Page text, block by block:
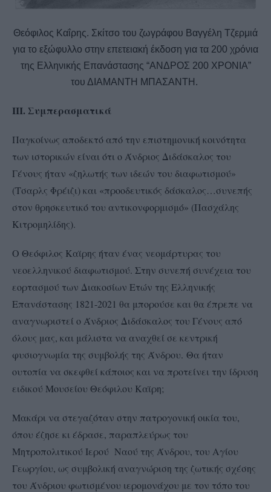
Θεόφιλος Καΐρης. Σκίτσο του ζωγράφου Βαγγέλη Τζερμιά
για το εξώφυλλο στην επετειακή έκδοση για τα 200 χρόνια
της Ελληνικής Επανάστασης “ΑΝΔΡΟΣ 200 ΧΡΟΝΙΑ”
του ΔΙΑΜΑΝΤΗ ΜΠΑΣΑΝΤΗ.
III. Συμπερασματικά
Παγκοίνως αποδεκτό από την επιστημονική κοινότητα
των ιστορικών είναι ότι ο Άνδριος Διδάσκαλος του
Γένους ήταν «ζηλωτής των ιδεών του διαφωτισμού»
(Τσαρλς Φρέιζι) και «προοδευτικός δάσκαλος…συνεπής
στον θρησκευτικό του αντικονφορμισμό» (Πασχάλης
Κιτρομηλίδης).
Ο Θεόφιλος Καϊρης ήταν ένας νεομάρτυρας του
νεοελληνικού διαφωτισμού. Στην συνεπή συνέχεια του
εορτασμού των Διακοσίων Ετών της Ελληνικής
Επανάστασης 1821-2021 θα μπορούσε και θα έπρεπε να
αναγνωριστεί ο Άνδριος Διδάσκαλος του Γένους από
όλους μας, και μάλιστα να αναχθεί σε κεντρική
φυσιογνωμία της συμβολής της Άνδρου. Θα ήταν
ουτοπία να σκεφθεί κάποιος και να προτείνει την ίδρυση
ειδικού Μουσείου Θεόφιλου Καϊρη;
Μακάρι να στεγαζόταν στην πατρογονική οικία του,
όπου έζησε κι έδρασε, παραπλεύρως του
Μητροπολιτικού Ιερού Ναού της Άνδρου, του Αγίου
Γεωργίου, ως συμβολική αναγνώριση της ζωτικής σχέσης
του Άνδριου φωτισμένου ιερομονάχου με τον τόπο του